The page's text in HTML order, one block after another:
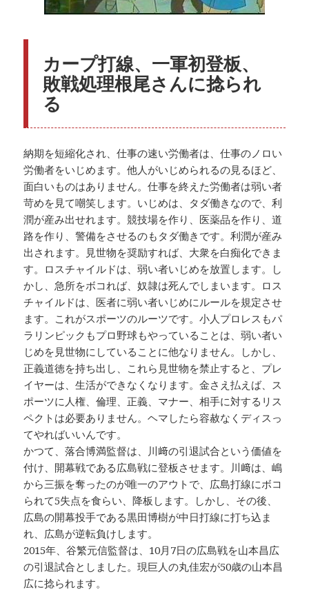
カープ打線、一軍初登板、
敗戦処理根尾さんに捻られ
る
納期を短縮化され、仕事の速い労働者は、仕事のノロい
労働者をいじめます。他人がいじめられるの見るほど、
面白いものはありません。仕事を終えた労働者は弱い者
苛めを見て嘲笑します。いじめは、タダ働きなので、利
潤が産み出せれます。競技場を作り、医薬品を作り、道
路を作り、警備をさせるのもタダ働きです。利潤が産み
出されます。見世物を奨励すれば、大衆を白痴化できま
す。ロスチャイルドは、弱い者いじめを放置します。し
かし、急所をボコれば、奴隷は死んでしまいます。ロス
チャイルドは、医者に弱い者いじめにルールを規定させ
ます。これがスポーツのルーツです。小人プロレスもパ
ラリンピックもプロ野球もやっていることは、弱い者い
じめを見世物にしていることに他なりません。しかし、
正義道徳を持ち出し、これら見世物を禁止すると、プレ
イヤーは、生活ができなくなります。金さえ払えば、ス
ポーツに人権、倫理、正義、マナー、相手に対するリス
ペクトは必要ありません。ヘマしたら容赦なくディスっ
てやればいいんです。
かつて、落合博満監督は、川﨑の引退試合という価値を
付け、開幕戦である広島戦に登板させます。川﨑は、嶋
から三振を奪ったのが唯一のアウトで、広島打線にボコ
られて5失点を食らい、降板します。しかし、その後、
広島の開幕投手である黒田博樹が中日打線に打ち込ま
れ、広島が逆転負けします。
2015年、谷繁元信監督は、10月7日の広島戦を山本昌広
の引退試合としました。現巨人の丸佳宏が50歳の山本昌
広に捻られます。